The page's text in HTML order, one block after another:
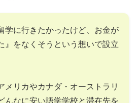
学に行きたかったけど、お金が
』をなくそうという想いで設立
メリカやカナダ・オーストラリ
んなに安い語学学校と滞在先を